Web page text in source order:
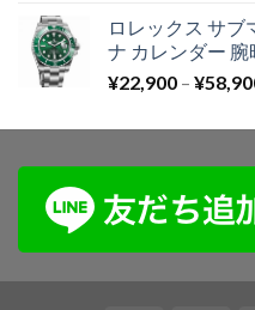
ロレックス サブ
ナ カレンダー 腕
¥22,900 – ¥